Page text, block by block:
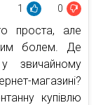
1 0
проста, але
болем. Де
звичайному
магазині?
купівлю